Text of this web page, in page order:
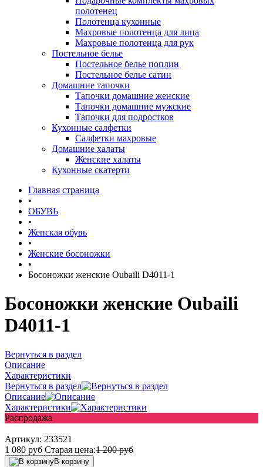
полотенец
Полотенца кухонные
Махровые полотенца для лица
Махровые полотенца для рук
Постельное белье
Постельное белье поплин
Постельное белье сатин
Домашние тапочки
Тапочки домашние женские
Тапочки домашние мужские
Тапочки для подростков
Кухонные салфетки
Салфетки махровые
Домашние халаты
Женские халаты
Кухонные скатерти
Главная страница
•
ОБУВЬ
•
Женская обувь
•
Женские босоножки
•
Босоножки женские Oubaili D4011-1
Босоножки женские Oubaili
D4011-1
Вернуться в раздел
Описание
Характеристики
Вернуться в раздел
Описание
Характеристики
Распродажа
Артикул: 233521
1 080 руб Старая цена:1 200руб
В корзину